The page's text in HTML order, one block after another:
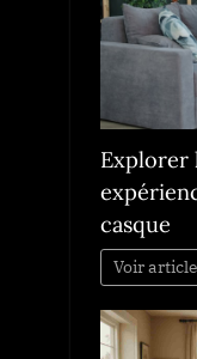
Explorer
casque
Voir article